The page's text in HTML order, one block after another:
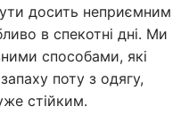
досить неприємним
в спекотні дні. Ми
способами, які
поту з одягу,
стійким.